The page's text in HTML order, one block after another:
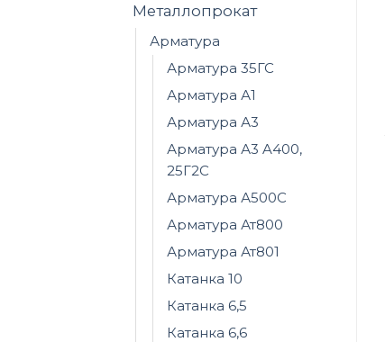
Металлопрокат
Арматура
Арматура 35ГС
Арматура А1
Арматура А3
Арматура А3 A400,
25Г2С
Арматура А500С
Арматура Ат800
Арматура Ат801
Катанка 10
Катанка 6,5
Катанка 6,6